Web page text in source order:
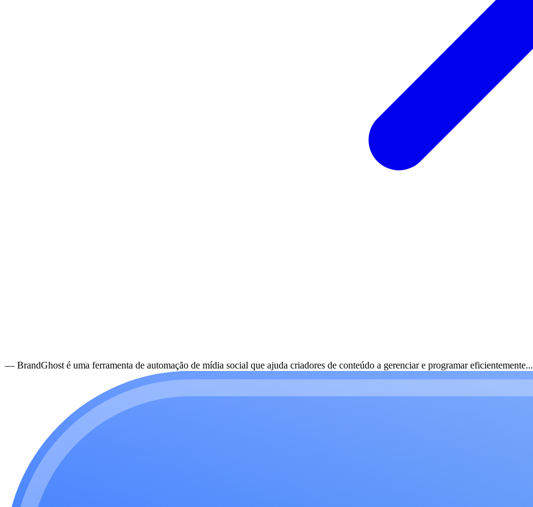
— BrandGhost é uma ferramenta de automação de mídia social que ajuda criadores de conteúdo a gerenciar e programar eficientemente...